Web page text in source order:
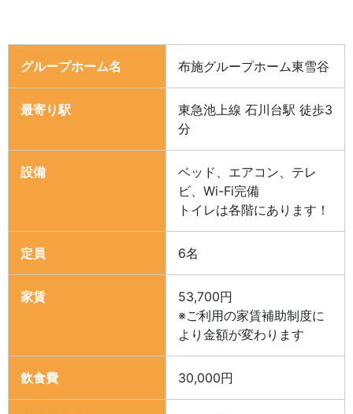
グループホーム名 布施グループホーム東雪谷
最寄り駅
東急池上線 石川台駅 徒歩3
分
設備
ベッド、エアコン、テレ
ビ、Wi-Fi完備
トイレは各階にあります！
定員 6名
家賃
53,700円
※ご利用の家賃補助制度に
より金額が変わります
飲食費 30,000円